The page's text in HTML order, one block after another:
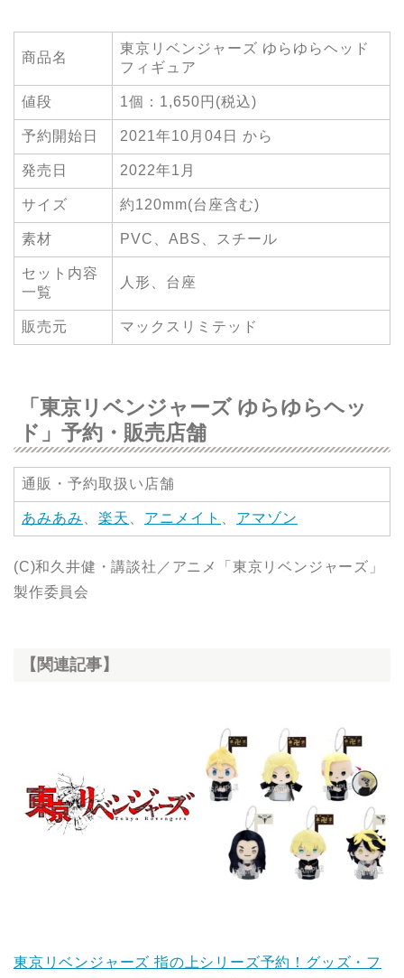
商品名
東京リベンジャーズ ゆらゆらヘッド
フィギュア
値段 1個：1,650円(税込)
予約開始日 2021年10月04日 から
発売日 2022年1月
サイズ 約120mm(台座含む)
素材 PVC、ABS、スチール
セット内容
一覧
人形、台座
販売元 マックスリミテッド
「東京リベンジャーズ ゆらゆらヘッ
ド」予約・販売店舗
通販・予約取扱い店舗
あみあみ 楽天 アニメイト アマゾン
(C)和久井健・講談社／アニメ「東京リベンジャーズ」
製作委員会
【関連記事】
東京リベンジャーズ 指の上シリーズ予約！グッズ・フ